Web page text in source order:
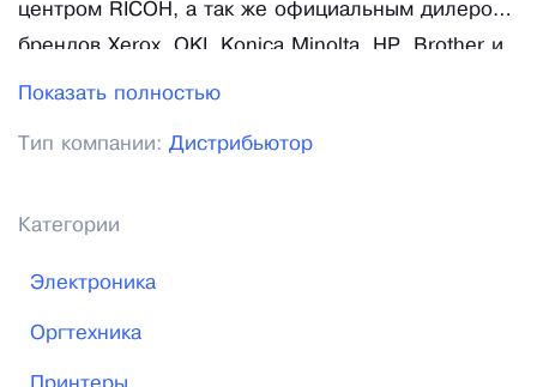
центром RICOH, а так же официальным дилером
брендов Xerox, OKI, Konica Minolta, HP, Brother и
многих других. Осуществляет сервисное
любых видов оргтехники. Компания АРВ была
вместе с рынком и потребностями клиентов. На
условия сотрудничества как оптовым, так и
розничным клиентам. Сотрудники компании
Показать полностью
Тип компании: Дистрибьютор
Категории
Электроника
Оргтехника